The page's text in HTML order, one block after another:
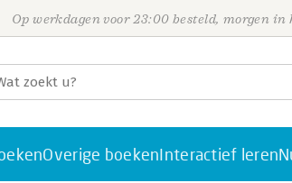
Op werkdagen voor 23:00 besteld, morgen in
Overige boekenInteractief leren